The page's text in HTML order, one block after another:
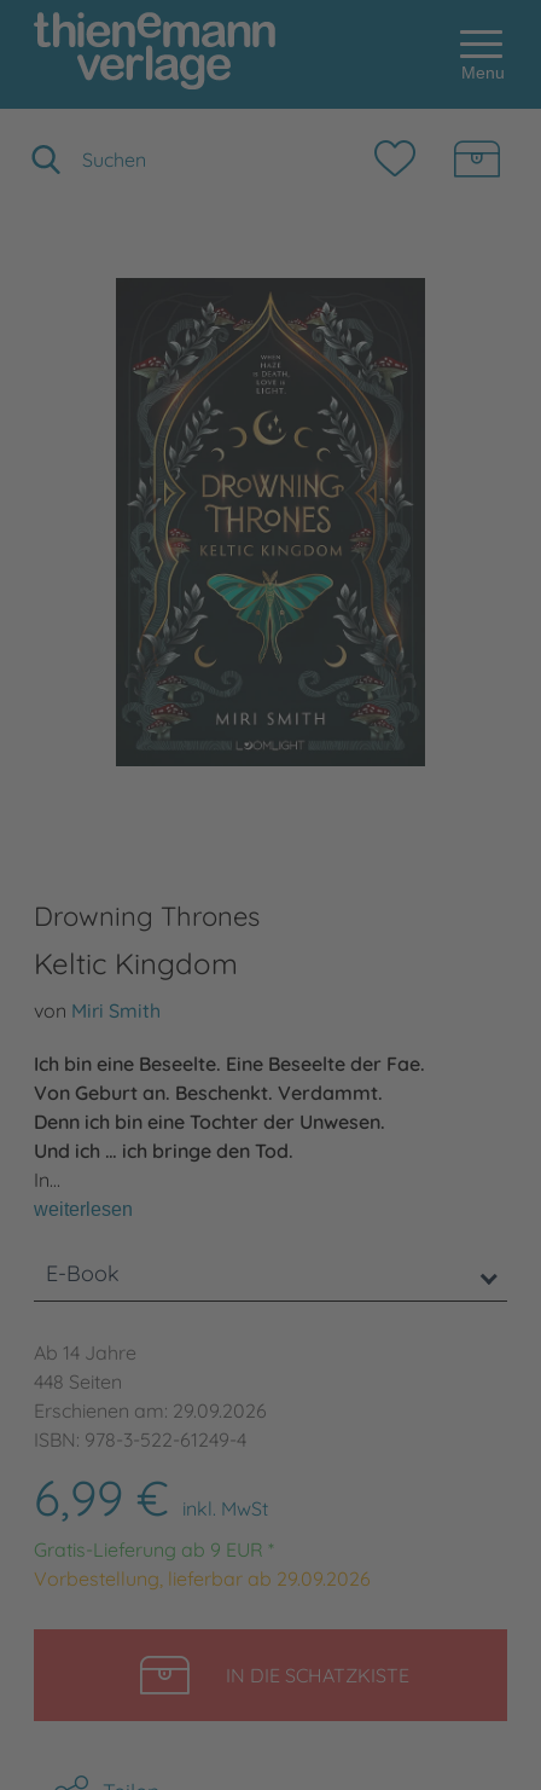
Menu
Drowning Thrones
Keltic Kingdom
von Miri Smith
Ich bin eine Beseelte. Eine Beseelte der Fae.
Von Geburt an. Beschenkt. Verdammt.
Denn ich bin eine Tochter der Unwesen.
Und ich … ich bringe den Tod.
In…
weiterlesen
E-Book
Ab 14 Jahre
448 Seiten
Erschienen am: 29.09.2026
ISBN: 978-3-522-61249-4
6,99 €
inkl. MwSt
Gratis-Lieferung ab 9 EUR *
Vorbestellung, lieferbar ab 29.09.2026
IN DIE SCHATZKISTELEGEN